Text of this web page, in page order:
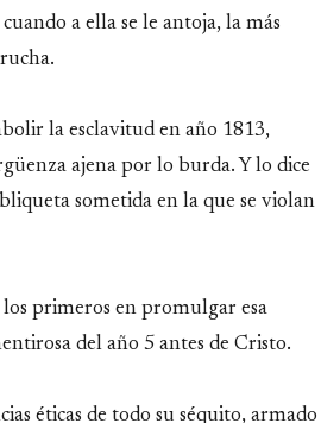
a ella se le antoja, la más
la esclavitud en año 1813,
ajena por lo burda. Y lo dice
sometida en la que se violan
los primeros en promulgar esa
del año 5 antes de Cristo.
éticas de todo su séquito, armado